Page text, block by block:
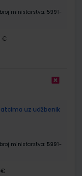
ministarstva: 5991-
€
uz udžbenik
ministarstva: 5991-
€